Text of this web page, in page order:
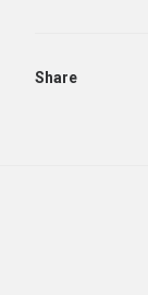
Share